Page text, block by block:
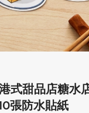
式甜品店糖水
張防水貼紙